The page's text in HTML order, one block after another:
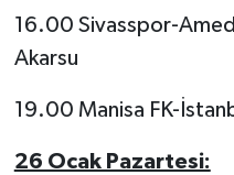
16.00 Sivasspor-
Akarsu
19.00 Manisa FK-
26 Ocak Pazartesi: